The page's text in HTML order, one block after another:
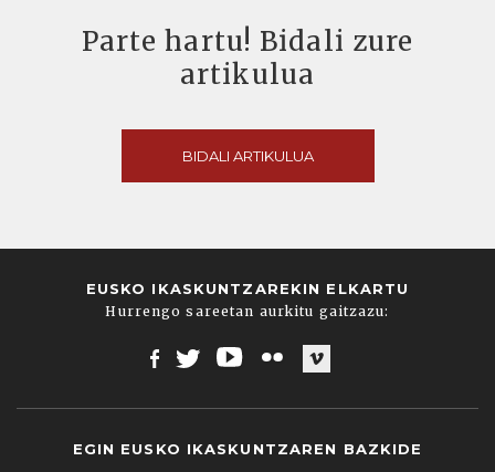
Parte hartu! Bidali zure
artikulua
BIDALI ARTIKULUA
EUSKO IKASKUNTZAREKIN ELKARTU
Hurrengo sareetan aurkitu gaitzazu:
EGIN EUSKO IKASKUNTZAREN BAZKIDE